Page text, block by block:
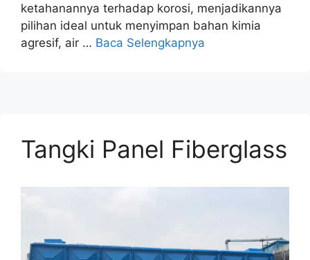
ketahanannya terhadap korosi, menjadikannya
pilihan ideal untuk menyimpan bahan kimia
agresif, air … Baca Selengkapnya
Tangki Panel Fiberglass